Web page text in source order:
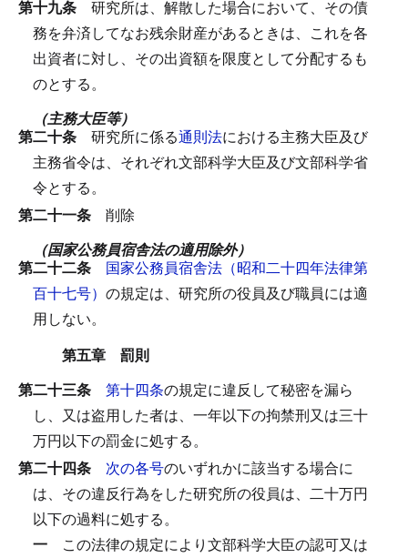
第十九条 研究所は、解散した場合において、その債
務を弁済してなお残余財産があるときは、これを各
出資者に対し、その出資額を限度として分配するも
のとする。
（主務大臣等）
第二十条 研究所に係る通則法における主務大臣及び
主務省令は、それぞれ文部科学大臣及び文部科学省
令とする。
第二十一条 削除
（国家公務員宿舎法の適用除外）
第二十二条 国家公務員宿舎法（昭和二十四年法律第
百十七号） の規定は、研究所の役員及び職員には適
用しない。
第五章 罰則
第二十三条 第十四条の規定に違反して秘密を漏ら
し、又は盗用した者は、一年以下の拘禁刑又は三十
万円以下の罰金に処する。
第二十四条 次の各号のいずれかに該当する場合に
は、その違反行為をした研究所の役員は、二十万円
以下の過料に処する。
一 この法律の規定により文部科学大臣の認可又は